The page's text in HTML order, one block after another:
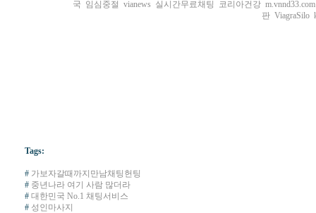
국 임심중절 vianews 실시간무료채팅 코리아건강 m.vnnd33.com
판 ViagraSilo
Tags:
#가보자갈때까지만남채팅헌팅
#중년나라 여기 사람 많더라
#대한민국 No.1 채팅서비스
#성인마사지